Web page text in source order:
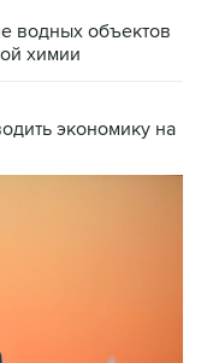
водных объектов
химии
экономику на